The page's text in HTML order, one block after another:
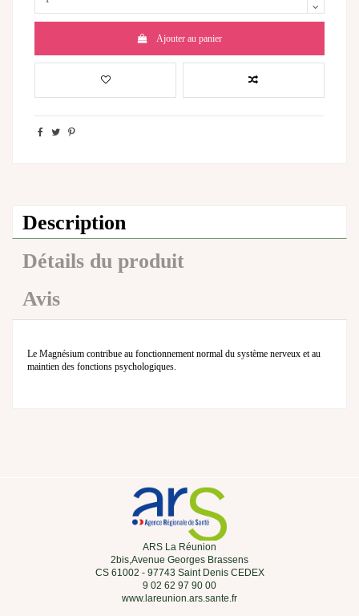
Ajouter au panier
Description
Détails du produit
Avis
Le Magnésium contribue au fonctionnement normal du système nerveux et au
maintien des fonctions psychologiques.
ARS La Réunion
2bis,Avenue Georges Brassens
CS 61002 - 97743 Saint Denis CEDEX
9 02 62 97 90 00
www.lareunion.ars.sante.fr